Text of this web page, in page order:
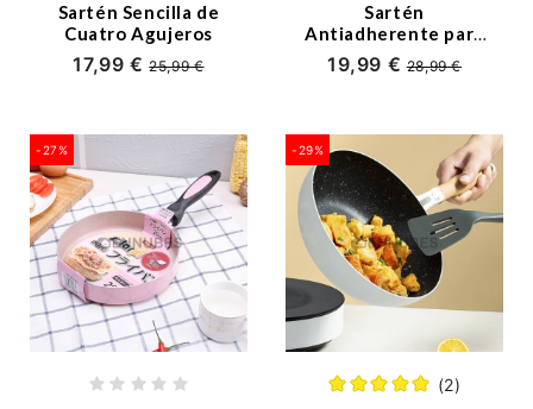
Sartén Sencilla de
Cuatro Agujeros
17,99 €25,99 €
Sartén
Antiadherente para
Fuego o Eléctrico
19,99 €28,99 €
-27% -29%
(2)